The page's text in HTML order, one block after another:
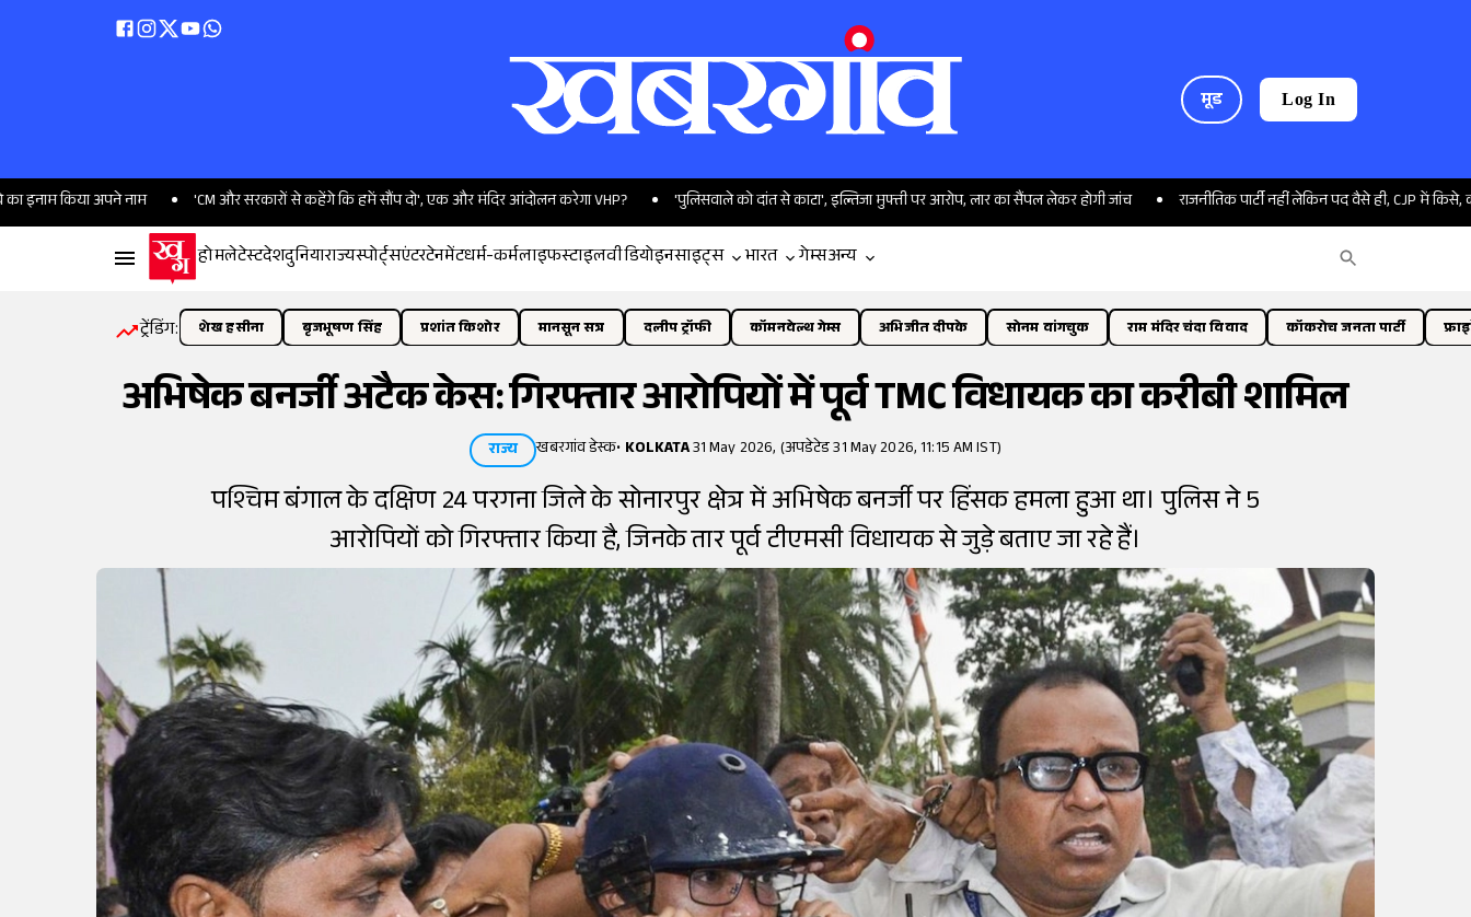
मूड Log In
अपने नाम 'CM और सरकारों से कहेंगे कि हमें सौंप दो', एक और मंदिर आंदोलन करेगा VHP? 'पुलिसवाले को दांत से काटा', इल्तिजा मुफ्ती पर आरोप, लार का सैंपल लेकर होगी जांच राजनीतिक पार्टी नहीं लेकिन पद वैसे ही, CJP में किसे, क्या पोस्ट
होमलेटेस्टदेशदुनियाराज्यस्पोर्ट्सएंटरटेनमेंटधर्म-कर्मलाइफस्टाइलवीडियोइनसाइट्स भारत गेम्सअन्य
ट्रेंडिंग: शेख हसीना बृजभूषण सिंह प्रशांत किशोर मानसून सत्र दलीप ट्रॉफी कॉमनवेल्थ गेम्स अभिजीत दीपके सोनम वांगचुक राम मंदिर चंदा विवाद कॉकरोच जनता पार्टी
अभिषेक बनर्जी अटैक केस: गिरफ्तार आरोपियों में पूर्व TMC विधायक का करीबी शामिल
राज्य खबरगांव डेस्क• KOLKATA31 May 2026, (अपडेटेड 31 May 2026, 11:15 AM IST)
पश्चिम बंगाल के दक्षिण 24 परगना जिले के सोनारपुर क्षेत्र में अभिषेक बनर्जी पर हिंसक हमला हुआ था। पुलिस ने 5
आरोपियों को गिरफ्तार किया है, जिनके तार पूर्व टीएमसी विधायक से जुड़े बताए जा रहे हैं।